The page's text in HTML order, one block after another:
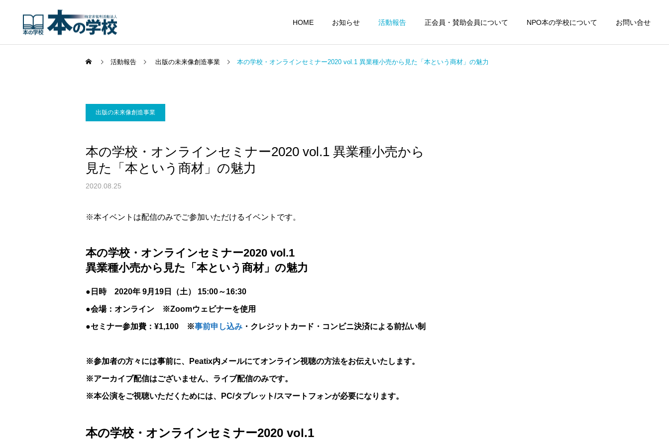
HOME お知らせ 活動報告 正会員・賛助会員について NPO本の学校について お問い合せ
活動報告 出版の未来像創造事業 本の学校・オンラインセミナー2020 vol.1 異業種小売から見た「本という商材」の魅力
出版の未来像創造事業
本の学校・オンラインセミナー2020 vol.1 異業種小売から
見た「本という商材」の魅力
2020.08.25
※本イベントは配信のみでご参加いただけるイベントです。
本の学校・オンラインセミナー2020 vol.1
異業種小売から見た「本という商材」の魅力
●日時 2020年 9月19日（土） 15:00～16:30
●会場：オンライン ※Zoomウェビナーを使用
●セミナー参加費：¥1,100 ※事前申し込み ・クレジットカード・コンビニ決済による前払い制
※参加者の方々には事前に、Peatix内メールにてオンライン視聴の方法をお伝えいたします。
※アーカイブ配信はございません、ライブ配信のみです。
※本公演をご視聴いただくためには、PC/タブレット/スマートフォンが必要になります。
本の学校・オンラインセミナー2020 vol.1